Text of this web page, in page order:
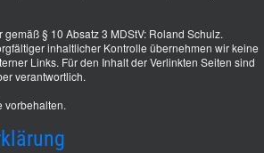
§ 10 Absatz 3 MDStV: Roland Schulz.
inhaltlicher Kontrolle übernehmen wir keine
Links. Für den Inhalt der Verlinkten Seiten sind
verantwortlich.
vorbehalten.